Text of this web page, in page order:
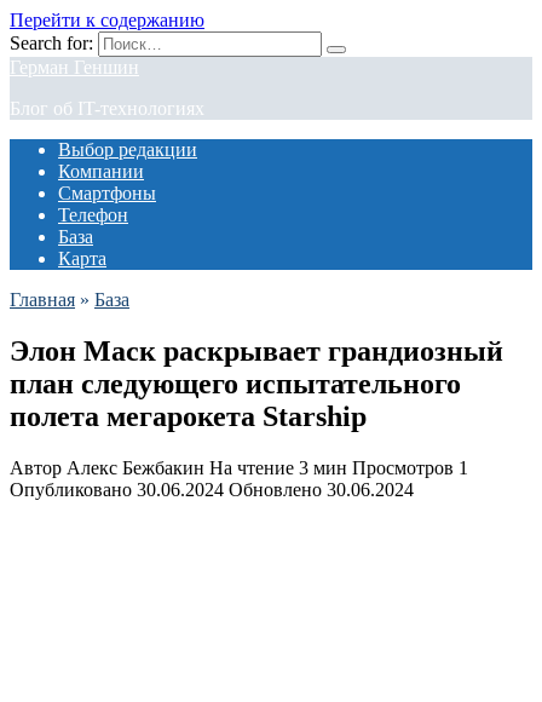
Перейти к содержанию
Search for:
Герман Геншин
Блог об IT-технологиях
Выбор редакции
Компании
Смартфоны
Телефон
База
Карта
Главная » База
Элон Маск раскрывает грандиозный
план следующего испытательного
полета мегарокета Starship
Автор Алекс Бежбакин На чтение 3 мин Просмотров 1
Опубликовано 30.06.2024 Обновлено 30.06.2024